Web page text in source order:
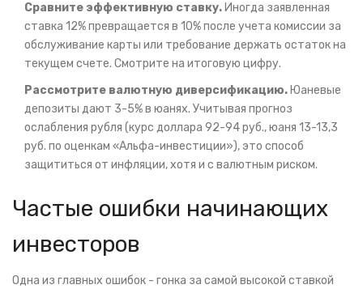
Сравните эффективную ставку. Иногда заявленная
ставка 12% превращается в 10% после учета комиссии за
обслуживание карты или требование держать остаток на
текущем счете. Смотрите на итоговую цифру.
Рассмотрите валютную диверсификацию. Юаневые
депозиты дают 3-5% в юанях. Учитывая прогноз
ослабления рубля (курс доллара 92-94 руб., юаня 13-13,3
руб. по оценкам «Альфа-инвестиции»), это способ
защититься от инфляции, хотя и с валютным риском.
Частые ошибки начинающих
инвесторов
Одна из главных ошибок - гонка за самой высокой ставкой